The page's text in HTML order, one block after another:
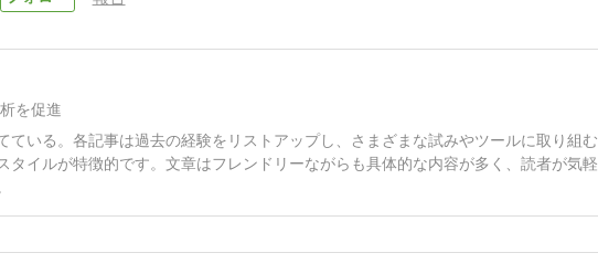
を促進
ている。各記事は過去の経験をリストアップし、さまざまな試みやツールに取り組む
タイルが特徴的です。文章はフレンドリーながらも具体的な内容が多く、読者が気軽